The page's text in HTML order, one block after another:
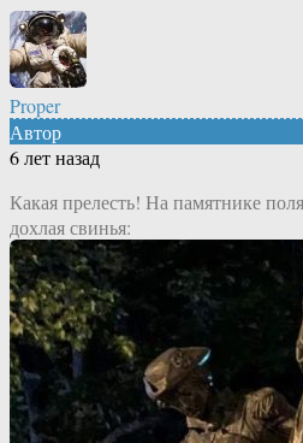
Proper
Автор
6 лет назад
Какая прелесть! На памятнике
дохлая свинья: